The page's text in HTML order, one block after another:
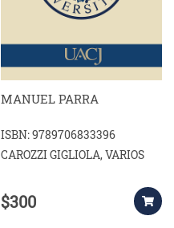
MANUEL PARRA
ISBN: 9789706833396
CAROZZI GIGLIOLA, VARIOS
$300